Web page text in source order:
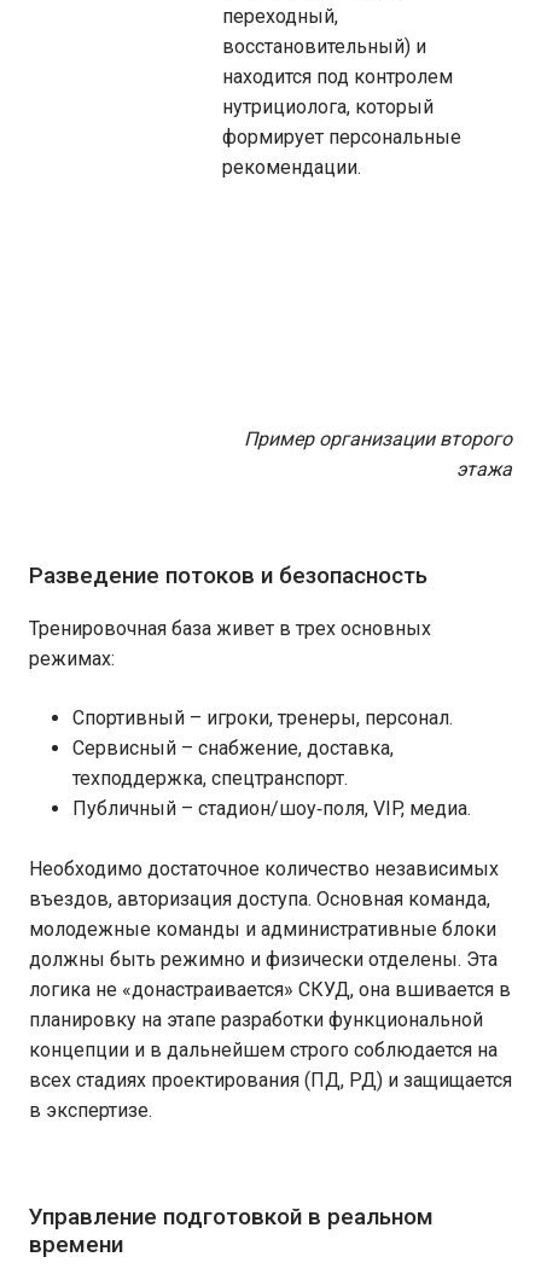
переходный,
восстановительный) и
находится под контролем
нутрициолога, который
формирует персональные
рекомендации.
Пример организации второго
этажа
Разведение потоков и безопасность
Тренировочная база живет в трех основных
режимах:
Спортивный – игроки, тренеры, персонал.
Сервисный – снабжение, доставка,
техподдержка, спецтранспорт.
Публичный – стадион/шоу‑поля, VIP, медиа.
Необходимо достаточное количество независимых
въездов, авторизация доступа. Основная команда,
молодежные команды и административные блоки
должны быть режимно и физически отделены. Эта
логика не «донастраивается» СКУД, она вшивается в
планировку на этапе разработки функциональной
концепции и в дальнейшем строго соблюдается на
всех стадиях проектирования (ПД, РД) и защищается
в экспертизе.
Управление подготовкой в реальном
времени